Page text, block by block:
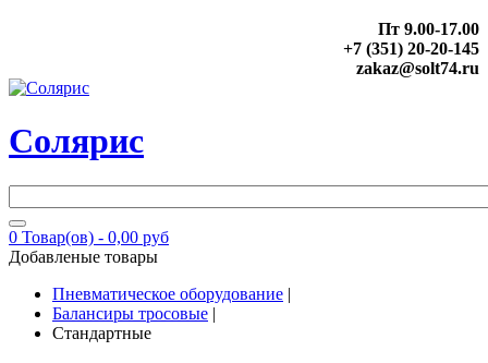
Пт 9.00-17.00
+7 (351) 20-20-145
zakaz@solt74.ru
Солярис
0 Товар(ов) - 0,00 руб
Добавленые товары
Пневматическое оборудование |
Балансиры тросовые |
Стандартные